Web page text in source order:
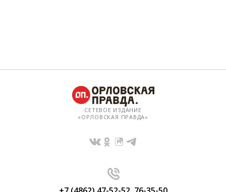
СЕТЕВОЕ ИЗДАНИЕ
«ОРЛОВСКАЯ ПРАВДА»